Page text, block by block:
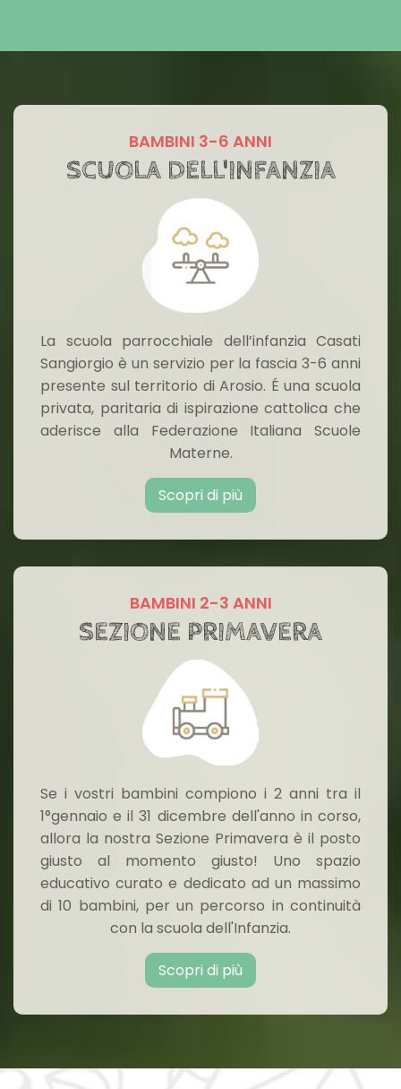
BAMBINI 3-6 ANNI
SCUOLA DELL'INFANZIA
La scuola parrocchiale dell’infanzia Casati
Sangiorgio è un servizio per la fascia 3-6 anni
presente sul territorio di Arosio. É una scuola
privata, paritaria di ispirazione cattolica che
aderisce alla Federazione Italiana Scuole
Materne.
Scopri di più
BAMBINI 2-3 ANNI
SEZIONE PRIMAVERA
Se i vostri bambini compiono i 2 anni tra il
1°gennaio e il 31 dicembre dell'anno in corso,
allora la nostra Sezione Primavera è il posto
giusto al momento giusto! Uno spazio
educativo curato e dedicato ad un massimo
di 10 bambini, per un percorso in continuità
con la scuola dell'Infanzia.
Scopri di più